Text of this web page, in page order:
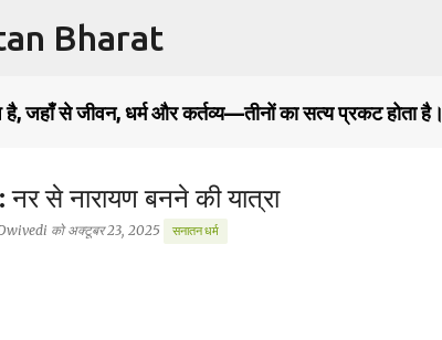
Bharat
है, जहाँ से जीवन, धर्म और कर्तव्य—तीनों का सत्य प्रकट होता है।
नर से नारायण बनने की यात्रा
कोअक्टूबर 23, 2025 सनातन धर्म